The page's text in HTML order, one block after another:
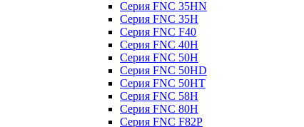
Серия FNC 35HN
Серия FNC 35H
Серия FNC F40
Серия FNC 40H
Серия FNC 50H
Серия FNC 50HD
Серия FNC 50HT
Серия FNC 58H
Серия FNC 80H
Серия FNC F82P